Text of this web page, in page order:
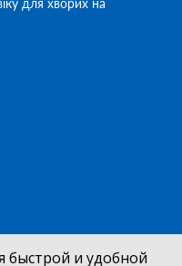
для хворих на
быстрой и удобной